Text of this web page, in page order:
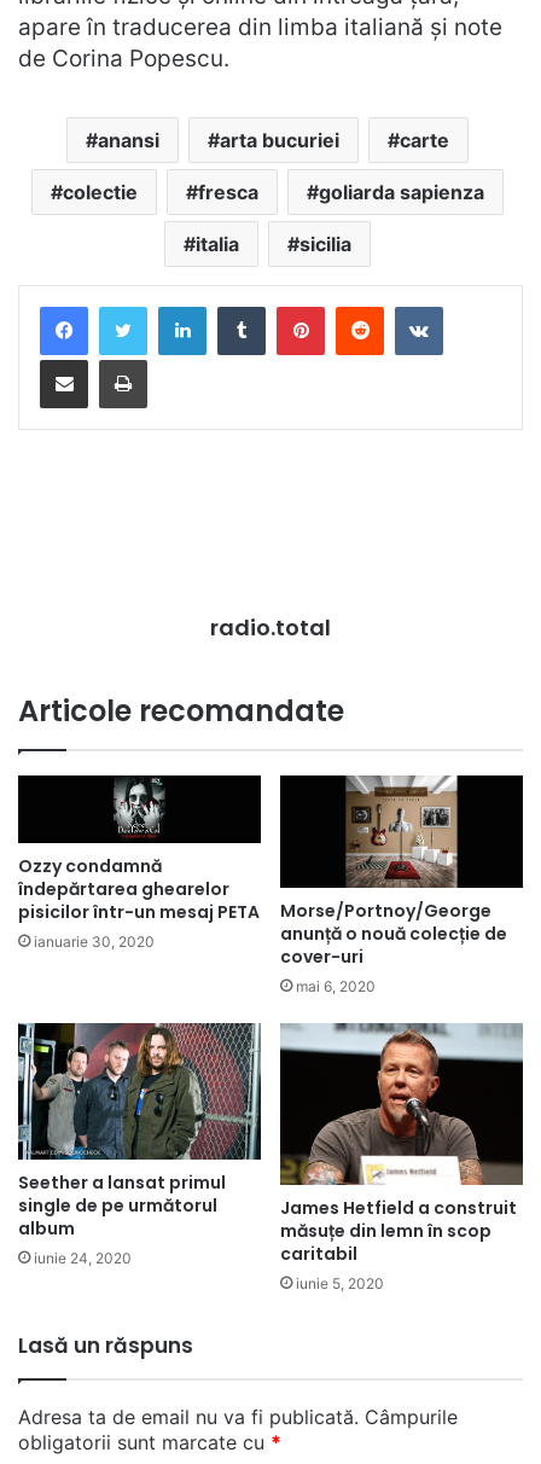
apare în traducerea din limba italiană și note
de Corina Popescu.
anansi arta bucuriei carte
colectie fresca goliarda sapienza
italia sicilia
LinkedInTumblrPinterestRedditVKontakte
Distribuie prin mail Tipărește
radio.total
Articole recomandate
Ozzy condamnă
îndepărtarea ghearelor
pisicilor într-un mesaj PETA
ianuarie 30, 2020
Morse/Portnoy/George
anunță o nouă colecție de
cover-uri
mai 6, 2020
Seether a lansat primul
single de pe următorul
album
iunie 24, 2020
James Hetfield a construit
măsuțe din lemn în scop
caritabil
iunie 5, 2020
Lasă un răspuns
Adresa ta de email nu va fi publicată. Câmpurile
obligatorii sunt marcate cu *